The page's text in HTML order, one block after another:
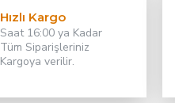
Hızlı Kargo
Saat 16:00 ya Kadar
Tüm Siparişleriniz
Kargoya verilir.